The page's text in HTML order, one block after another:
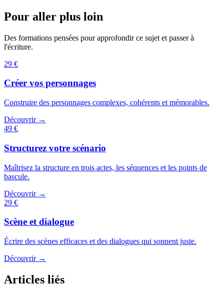
Pour aller plus loin
Des formations pensées pour approfondir ce sujet et passer à
l'écriture.
29 €
Créer vos personnages
Construire des personnages complexes, cohérents et mémorables.
Découvrir →
49 €
Structurez votre scénario
Maîtrisez la structure en trois actes, les séquences et les points de
bascule.
Découvrir →
29 €
Scène et dialogue
Écrire des scènes efficaces et des dialogues qui sonnent juste.
Découvrir →
Articles liés